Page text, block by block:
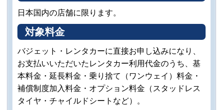
日本国内の店舗に限ります。
対象料金
バジェット・レンタカーに直接お申し込みになり、
お支払いいただいたレンタカー利用代金のうち、基
本料金・延長料金・乗り捨て（ワンウェイ）料金・
補償制度加入料金・オプション料金（スタッドレス
タイヤ・チャイルドシートなど）。